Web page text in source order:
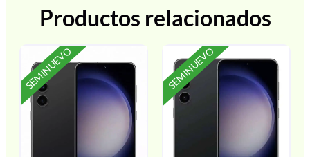
Productos relacionados
SEMINUEVO SEMINUEVO